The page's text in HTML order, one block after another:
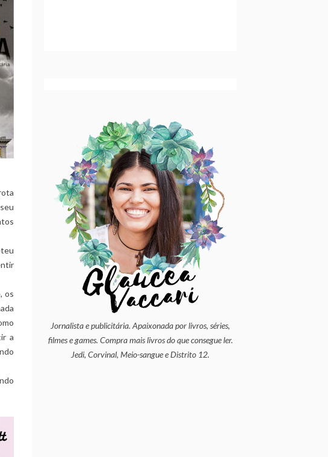
os
a
Jornalista e publicitária. Apaixonada por livros, séries,
filmes e games. Compra mais livros do que consegue ler.
Jedi, Corvinal, Meio-sangue e Distrito 12.